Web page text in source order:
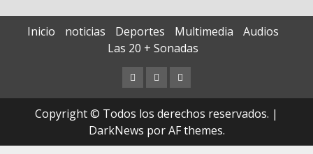
Inicio noticias Deportes Multimedia
Audios
Las 20 + Sonadas
Contáctenos
Documentos
Extraviados
Quiénes
Somos
Copyright © Todos los derechos reservados. |
DarkNews por AF themes.